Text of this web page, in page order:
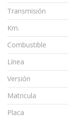
Transmisión
Km.
Combustible
Línea
Versión
Matricula
Placa